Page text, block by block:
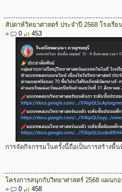
สัปดาห์วิทยาศาสตร์ ประจำปี 2568 โรงเรี
»
0 453
การจัดกิจกรรมในครั้งนี้ถือเป็นการสร้างพื้น
โครงการสนุกกับวิทยาศาสตร์ 2568 แผนก
»
0 458